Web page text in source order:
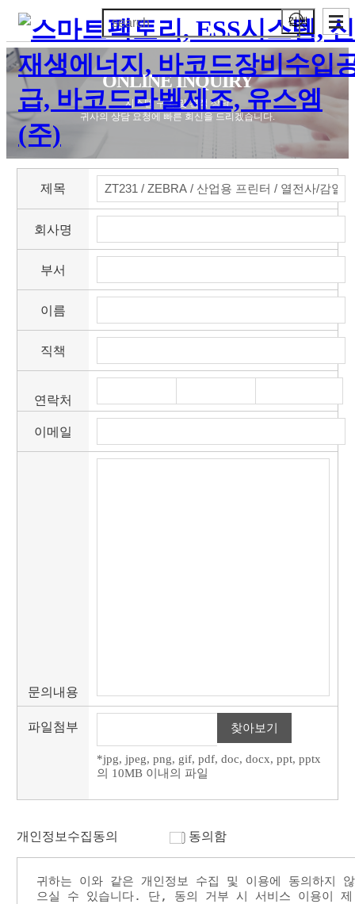
검색
ONLINE INQUIRY
시스템 구축 및 견적 상담
귀사의 상담 요청에 빠른 회신을 드리겠습니다.
제목
회사명
부서
이름
직책
연락처
이메일
문의내용
파일첨부 찾아보기
*jpg, jpeg, png, gif, pdf, doc, docx, ppt, pptx
의 10MB 이내의 파일
개인정보수집동의 동의함